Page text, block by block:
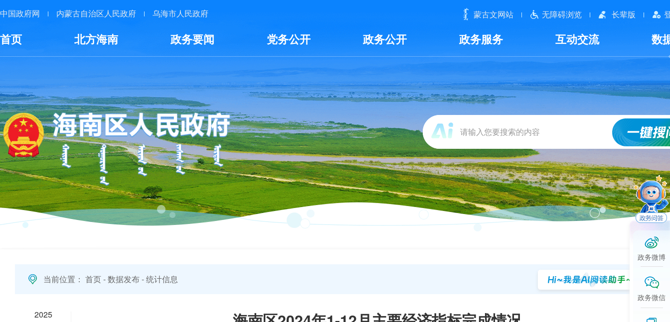
中国政府网 内蒙古自治区人民政府 乌海市人民政府 蒙古文网站 无障碍浏览 长辈版
首页 北方海南 政务要闻 党务公开 政务公开 政务服务 互动交流 数
当前位置： 首页-数据发布-统计信息
2025
政务微博
政务微信